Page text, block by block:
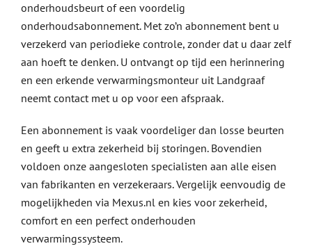
onderhoudsbeurt of een voordelig
onderhoudsabonnement. Met zo’n abonnement bent u
verzekerd van periodieke controle, zonder dat u daar zelf
aan hoeft te denken. U ontvangt op tijd een herinnering
en een erkende verwarmingsmonteur uit Landgraaf
neemt contact met u op voor een afspraak.
Een abonnement is vaak voordeliger dan losse beurten
en geeft u extra zekerheid bij storingen. Bovendien
voldoen onze aangesloten specialisten aan alle eisen
van fabrikanten en verzekeraars. Vergelijk eenvoudig de
mogelijkheden via Mexus.nl en kies voor zekerheid,
comfort en een perfect onderhouden
verwarmingssysteem.